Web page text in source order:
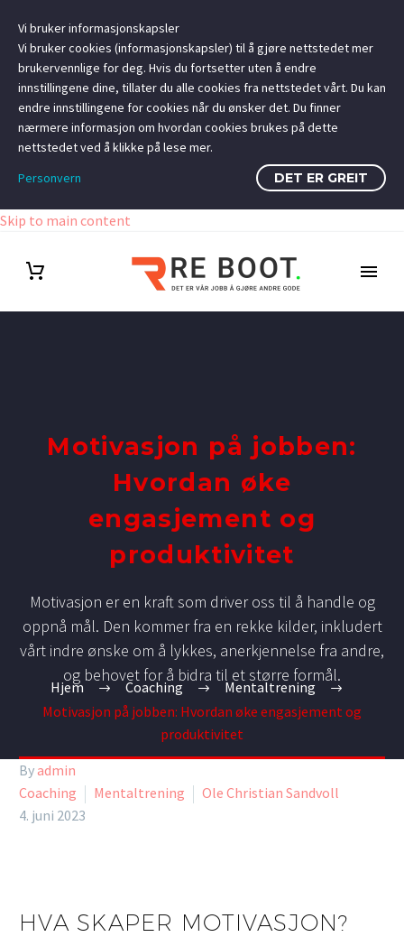
Skip to main content
Motivasjon på jobben:
Hvordan øke
engasjement og
produktivitet
Motivasjon er en kraft som driver oss til å handle og
oppnå mål. Den kommer fra en rekke kilder, inkludert
vårt indre ønske om å lykkes, anerkjennelse fra andre,
og behovet for å bidra til et større formål.
Hjem Coaching
Mentaltrening
Motivasjon på jobben: Hvordan øke engasjement og
produktivitet
Byadmin
Coaching
Mentaltrening
Ole Christian Sandvoll
4. juni 2023
HVA SKAPER MOTIVASJON?
Vi bruker informasjonskapsler
Vi bruker cookies (informasjonskapsler) til å gjøre nettstedet mer
brukervennlige for deg. Hvis du fortsetter uten å endre
innstillingene dine, tillater du alle cookies fra nettstedet vårt. Du kan
endre innstillingene for cookies når du ønsker det. Du finner
nærmere informasjon om hvordan cookies brukes på dette
nettstedet ved å klikke på lese mer.
Personvern
DET ER GREIT